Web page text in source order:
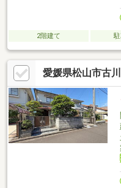
2階建て
愛媛県松山市古